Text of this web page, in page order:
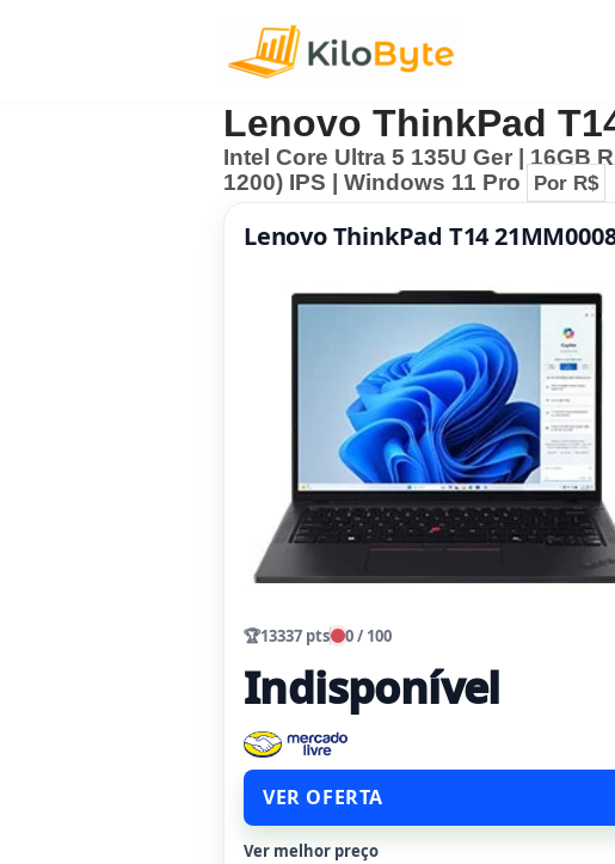
Lenovo ThinkPad
Intel Core Ultra 5 135U Ger | 16GB
1200) IPS | Windows 11 Pro
Por R$
Lenovo ThinkPad T14
🏆13337 pts 0 / 100
Indisponível
VER OFERTA
Ver melhor preço